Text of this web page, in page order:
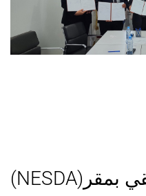
(NESDA)عقد اجتماع تنسيقي بمقر